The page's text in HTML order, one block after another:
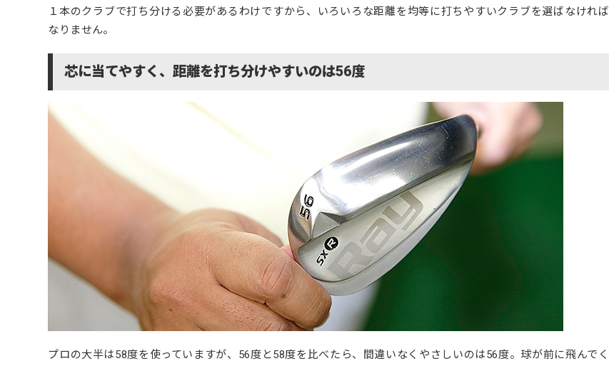
１本のクラブで打ち分ける必要があるわけですから、いろいろな距離を均等に打ちやすいクラブを選ばなければ
なりません。
芯に当てやすく、距離を打ち分けやすいのは56度
プロの大半は58度を使っていますが、 56度と58度を比べたら、間違いなくやさしいのは56度。 球が前に飛んでく